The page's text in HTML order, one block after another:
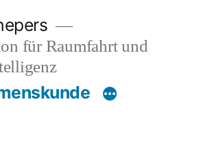
für Raumfahrt und